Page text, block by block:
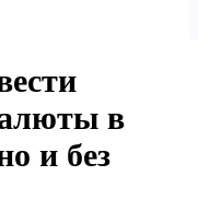
в
и без